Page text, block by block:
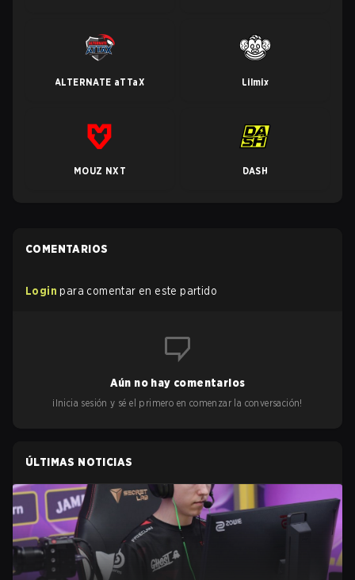
ALTERNATE aTTaX Lilmix
MOUZ NXT DASH
COMENTARIOS
Login para comentar en este partido
Aún no hay comentarios
¡Inicia sesión y sé el primero en comenzar la conversación!
ÚLTIMAS NOTICIAS